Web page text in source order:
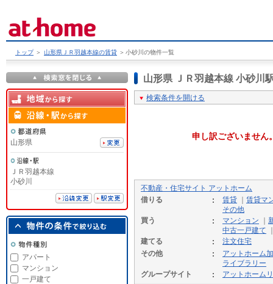
トップ ＞ 山形県ＪＲ羽越本線の賃貸 ＞ 小砂川の物件一覧
山形県 ＪＲ羽越本線 小砂川
検索条件を開ける
申し訳ございません
不動産・住宅サイト アットホーム
借りる
賃貸
賃貸マ
その他
買う
マンション
中古一戸建て
建てる
注文住宅
その他
アットホーム
ライブラリー
グループサイト
アットホーム
山形県
ＪＲ羽越本線
小砂川
アパート
マンション
一戸建て